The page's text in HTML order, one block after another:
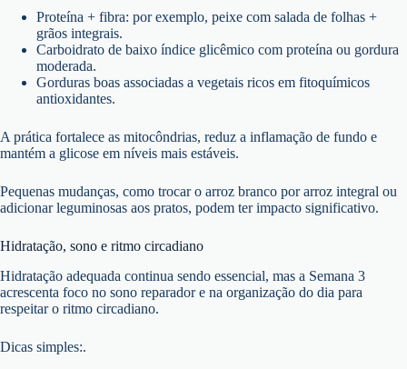
Proteína + fibra: por exemplo, peixe com salada de folhas +
grãos integrais.
Carboidrato de baixo índice glicêmico com proteína ou gordura
moderada.
Gorduras boas associadas a vegetais ricos em fitoquímicos
antioxidantes.
A prática fortalece as mitocôndrias, reduz a inflamação de fundo e
mantém a glicose em níveis mais estáveis.
Pequenas mudanças, como trocar o arroz branco por arroz integral ou
adicionar leguminosas aos pratos, podem ter impacto significativo.
Hidratação, sono e ritmo circadiano
Hidratação adequada continua sendo essencial, mas a Semana 3
acrescenta foco no sono reparador e na organização do dia para
respeitar o ritmo circadiano.
Dicas simples:.